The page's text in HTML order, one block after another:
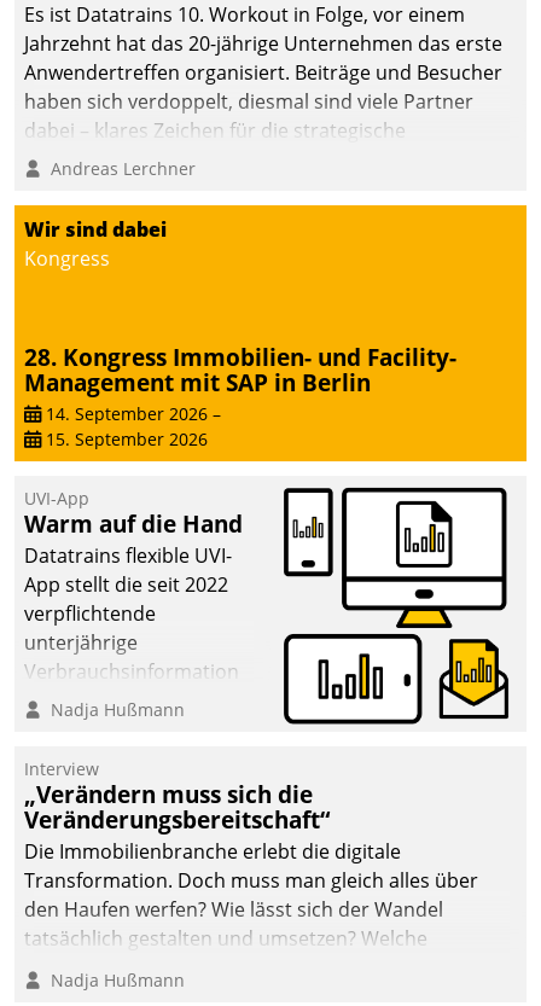
Es ist Datatrains 10. Workout in Folge, vor einem
Jahrzehnt hat das 20-jährige Unternehmen das erste
Anwendertreffen organisiert. Beiträge und Besucher
haben sich verdoppelt, diesmal sind viele Partner
dabei – klares Zeichen für die strategische
Fokussierung auf den Kunden.
Andreas Lerchner
Wir sind dabei
Kongress
28. Kongress Immobilien- und Facility-
Management mit SAP in Berlin
14. September 2026 –
15. September 2026
UVI-App
Warm auf die Hand
Datatrains flexible UVI-
App stellt die seit 2022
verpflichtende
unterjährige
Verbrauchsinformation
schnell, zuverlässig und
Die monatlichen
Mitteilungen zum
Heizungs- und
Wasserverbrauch gehen
automatisiert, vollständig
und auf Wunsch über
mehrere zuvor
Kommunikationswege bei
Nadja Hußmann
Interview
„Verändern muss sich die
Veränderungsbereitschaft“
Die Immobilienbranche erlebt die digitale
Transformation. Doch muss man gleich alles über
den Haufen werfen? Wie lässt sich der Wandel
tatsächlich gestalten und umsetzen? Welche
Argumente zählen wirklich?
Nadja Hußmann